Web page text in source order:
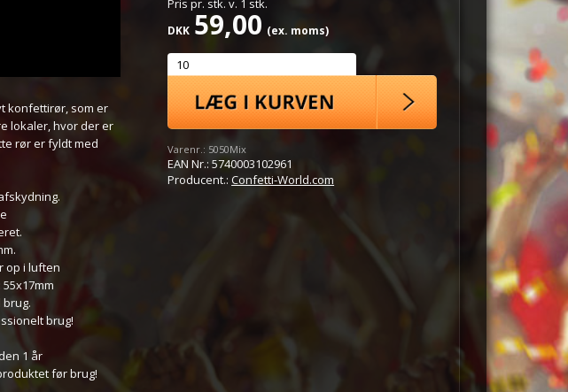
konfettirør, som er
lokaler, hvor der er
rør er fyldt med
op i luften
brug.
brug!
1 år
før brug!
Pris pr. stk. v. 1 stk.
DKK 59,00 (ex. moms)
Varenr.: 5050Mix
EAN Nr.:5740003102961
Producent.:Confetti-World.com